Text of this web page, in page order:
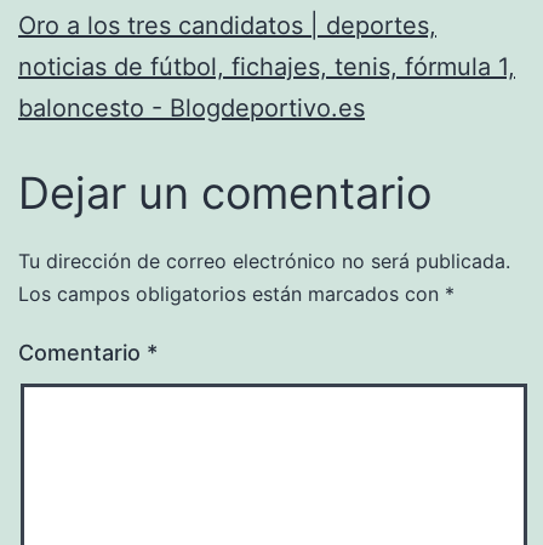
Oro a los tres candidatos | deportes,
noticias de fútbol, fichajes, tenis, fórmula 1,
baloncesto - Blogdeportivo.es
Dejar un comentario
Tu dirección de correo electrónico no será publicada.
Los campos obligatorios están marcados con *
Comentario *